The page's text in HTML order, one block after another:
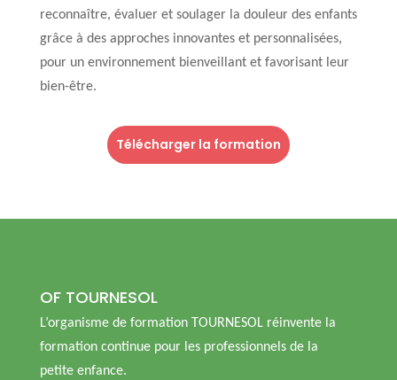
reconnaître, évaluer et soulager la douleur des enfants
grâce à des approches innovantes et personnalisées,
pour un environnement bienveillant et favorisant leur
bien-être.
Télécharger la formation
OF TOURNESOL
L’organisme de formation TOURNESOL réinvente la
formation continue pour les professionnels de la
petite enfance.